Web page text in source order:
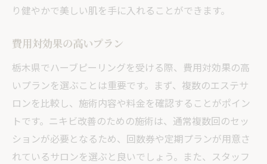
り健やかで美しい肌を手に入れることができます。
費用対効果の高いプラン
栃木県でハーブピーリングを受ける際、費用対効果の高
いプランを選ぶことは重要です。まず、複数のエステサ
ロンを比較し、施術内容や料金を確認することがポイン
トです。ニキビ改善のための施術は、通常複数回のセッ
ションが必要となるため、回数券や定期プランが用意さ
れているサロンを選ぶと良いでしょう。また、スタッフ